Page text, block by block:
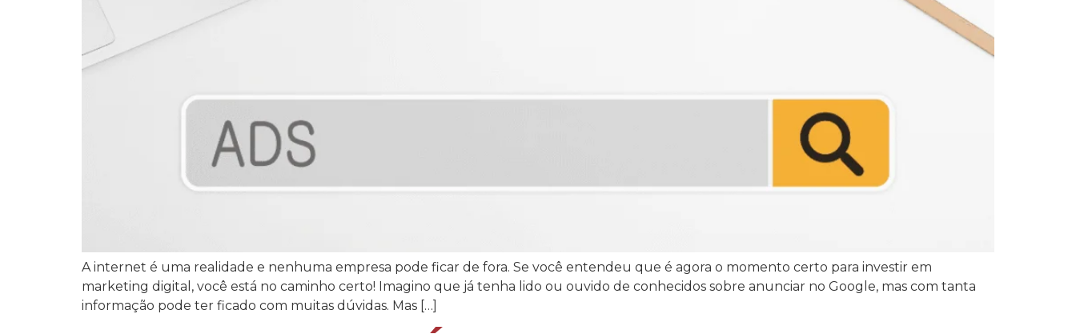
A internet é uma realidade e nenhuma empresa pode ficar de fora. Se você entendeu que é agora o momento certo para investir em
marketing digital, você está no caminho certo! Imagino que já tenha lido ou ouvido de conhecidos sobre anunciar no Google, mas com tanta
informação pode ter ficado com muitas dúvidas. Mas […]